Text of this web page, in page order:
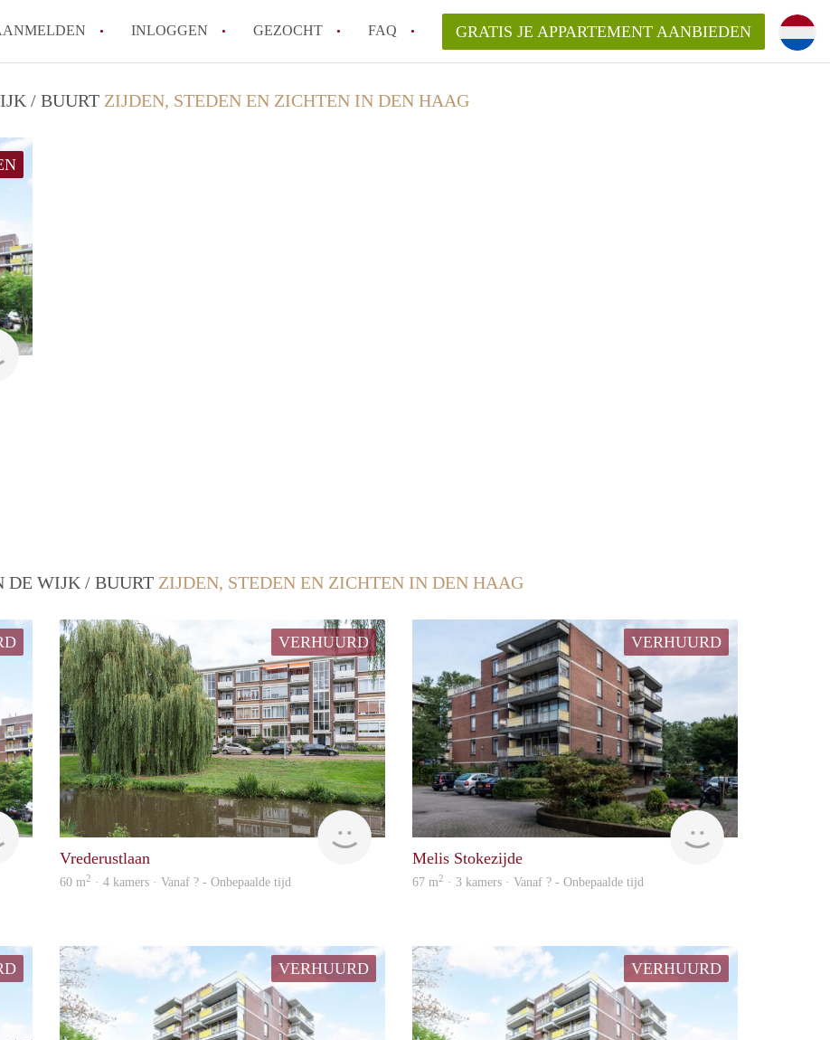
INLOGGEN GEZOCHT FAQ GRATIS JE APPARTEMENT AANBIEDEN
/ BUURT ZIJDEN, STEDEN EN ZICHTEN IN DEN HAAG
finder
DE WIJK / BUURT ZIJDEN, STEDEN EN ZICHTEN IN DEN HAAG
Woning
VERHUURD
finder
Vrederustlaan
60 m2 · 4 kamers · Vanaf ? - Onbepaalde tijd
VERHUURD
Woning
Melis Stokezijde
67 m2 · 3 kamers · Vanaf ? - Onbepaalde tijd
VERHUURD VERHUURD